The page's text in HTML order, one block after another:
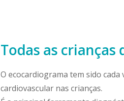
Todas as
O ecocardiograma tem sido
cardiovascular nas crianças.